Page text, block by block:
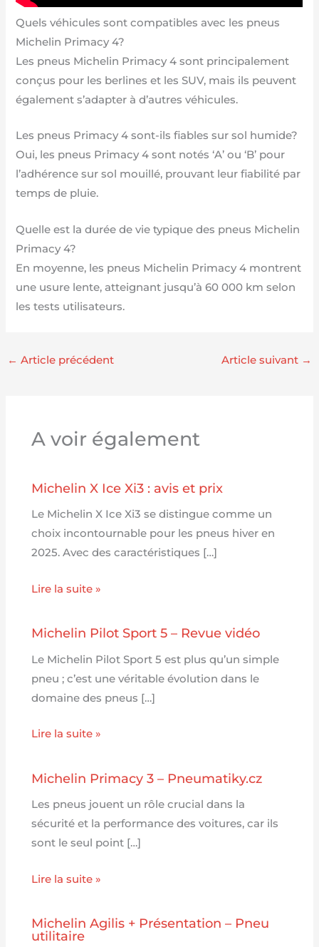
Quels véhicules sont compatibles avec les pneus
Michelin Primacy 4?
Les pneus Michelin Primacy 4 sont principalement
conçus pour les berlines et les SUV, mais ils peuvent
également s’adapter à d’autres véhicules.
Les pneus Primacy 4 sont-ils fiables sur sol humide?
Oui, les pneus Primacy 4 sont notés ‘A’ ou ‘B’ pour
l’adhérence sur sol mouillé, prouvant leur fiabilité par
temps de pluie.
Quelle est la durée de vie typique des pneus Michelin
Primacy 4?
En moyenne, les pneus Michelin Primacy 4 montrent
une usure lente, atteignant jusqu’à 60 000 km selon
les tests utilisateurs.
← Article précédent Article suivant →
A voir également
Michelin X Ice Xi3 : avis et prix
Le Michelin X Ice Xi3 se distingue comme un
choix incontournable pour les pneus hiver en
2025. Avec des caractéristiques […]
Lire la suite »
Michelin Pilot Sport 5 – Revue vidéo
Le Michelin Pilot Sport 5 est plus qu’un simple
pneu ; c’est une véritable évolution dans le
domaine des pneus […]
Lire la suite »
Michelin Primacy 3 – Pneumatiky.cz
Les pneus jouent un rôle crucial dans la
sécurité et la performance des voitures, car ils
sont le seul point […]
Lire la suite »
Michelin Agilis + Présentation – Pneu
utilitaire